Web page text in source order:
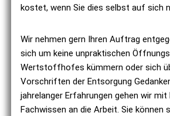
kostet, wenn Sie dies selbst auf sich
Wir nehmen gern Ihren Auftrag
sich um keine unpraktischen
Wertstoffhofes kümmern oder sich
Vorschriften der Entsorgung
jahrelanger Erfahrungen gehen wir
Fachwissen an die Arbeit. Sie können